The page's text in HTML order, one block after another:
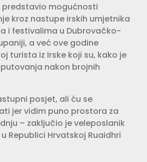
predstavio mogućnosti
kroz nastupe irskih umjetnika
i festivalima u Dubrovačko-
a već ove godine
turista iz Irske koji su, kako je
nakon brojnih
posjet, ali ću se
jer vidim puno prostora za
– zaključio je veleposlanik
Republici Hrvatskoj Ruaidhri